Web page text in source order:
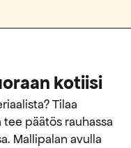
kotiisi
Tilaa
päätös rauhassa
Mallipalan avulla